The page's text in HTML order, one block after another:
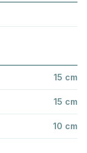
15 cm
15 cm
10 cm